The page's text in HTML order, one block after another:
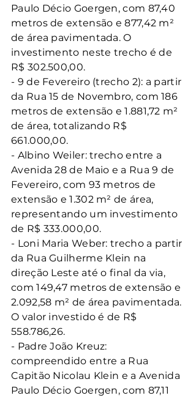
Paulo Décio Goergen, com 87,40
metros de extensão e 877,42 m²
de área pavimentada. O
investimento neste trecho é de
R$ 302.500,00.
- 9 de Fevereiro (trecho 2): a partir
da Rua 15 de Novembro, com 186
metros de extensão e 1.881,72 m²
de área, totalizando R$
661.000,00.
- Albino Weiler: trecho entre a
Avenida 28 de Maio e a Rua 9 de
Fevereiro, com 93 metros de
extensão e 1.302 m² de área,
representando um investimento
de R$ 333.000,00.
- Loni Maria Weber: trecho a partir
da Rua Guilherme Klein na
direção Leste até o final da via,
com 149,47 metros de extensão e
2.092,58 m² de área pavimentada.
O valor investido é de R$
558.786,26.
- Padre João Kreuz:
compreendido entre a Rua
Capitão Nicolau Klein e a Avenida
Paulo Décio Goergen, com 87,11